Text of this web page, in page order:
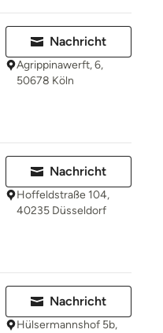
Nachricht
Agrippinawerft, 6,
50678 Köln
Nachricht
Hoffeldstraße 104,
40235 Düsseldorf
Nachricht
Hülsermannshof 5b,